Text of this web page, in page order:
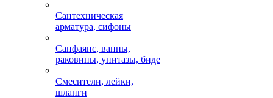
Сантехническая
арматура, сифоны
Санфаянс, ванны,
раковины, унитазы, биде
Смесители, лейки,
шланги